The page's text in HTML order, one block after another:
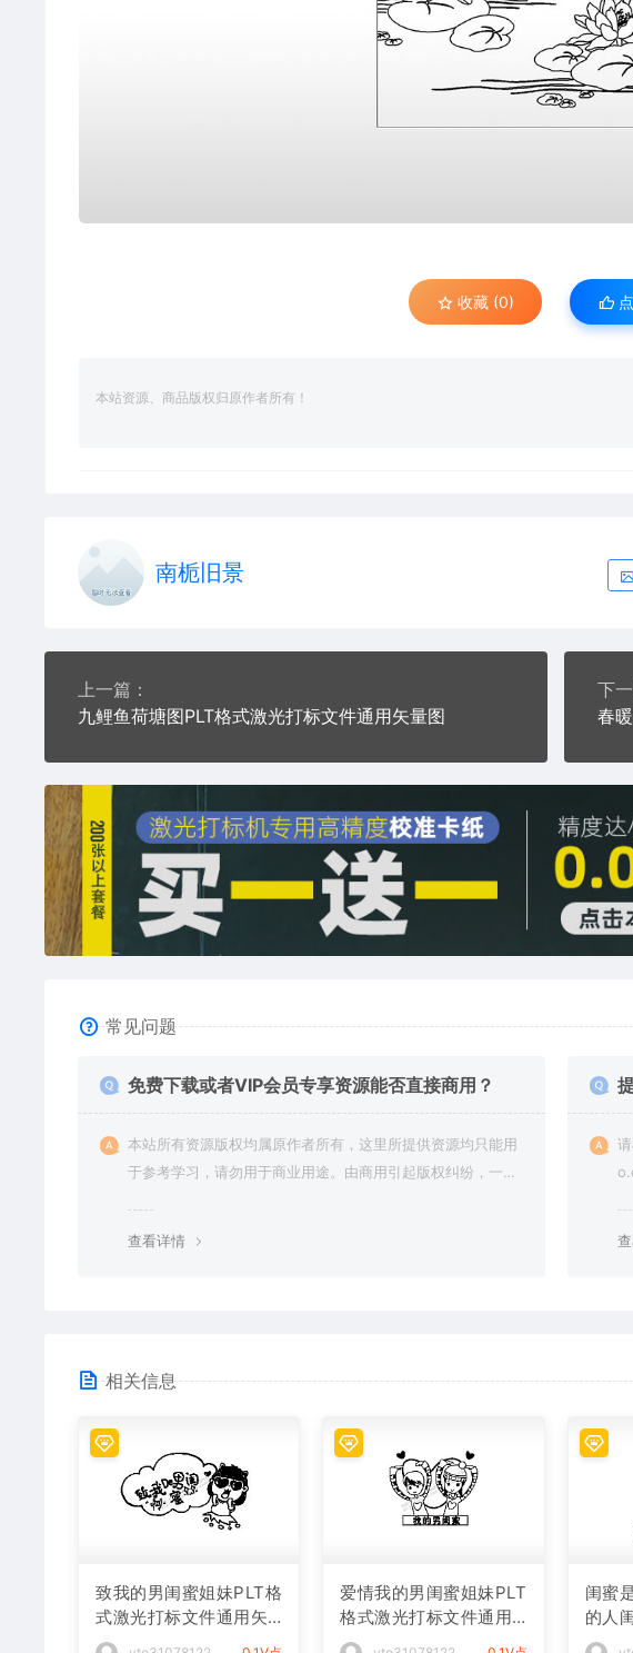
收藏 (0)
本站资源、商品版权归原作者所有！
南栀旧景
上一篇：
九鲤鱼荷塘图PLT格式激光打标文件通用矢量图
下
常见问题
免费下载或者VIP会员专享资源能否直接商用？
本站所有资源版权均属原作者所有，这里所提供资源均只能用
于参考学习，请勿用于商业用途。由商用引起版权纠纷，一切
查看详情
相关信息
致我的男闺蜜姐妹PLT格
式激光打标文件通用矢
量图
爱情我的男闺蜜姐妹PLT
格式激光打标文件通用
矢量图
闺蜜
的人
光打